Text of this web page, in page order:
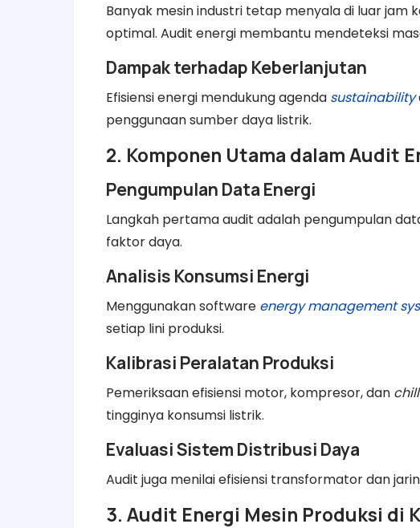
Banyak mesin industri tetap menyala di luar
optimal. Audit energi membantu mendeteksi
Dampak terhadap Keberlanjutan
Efisiensi energi mendukung agenda sustainability
penggunaan sumber daya listrik.
2. Komponen Utama dalam Audit
Pengumpulan Data Energi
Langkah pertama audit adalah pengumpulan
faktor daya.
Analisis Konsumsi Energi
Menggunakan software energy management
setiap lini produksi.
Kalibrasi Peralatan Produksi
Pemeriksaan efisiensi motor, kompresor, dan
tingginya konsumsi listrik.
Evaluasi Sistem Distribusi Daya
Audit juga menilai efisiensi transformator dan
3. Audit Energi Mesin Produksi di